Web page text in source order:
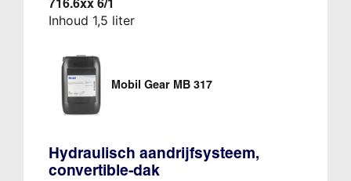
716.6xx 6/1
Inhoud 1,5 liter
Mobil Gear MB 317
Hydraulisch aandrijfsysteem,
convertible-dak